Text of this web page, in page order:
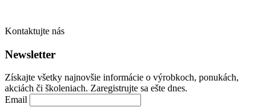
Kontaktujte nás
Newsletter
Získajte všetky najnovšie informácie o výrobkoch, ponukách,
akciách či školeniach. Zaregistrujte sa ešte dnes.
Email